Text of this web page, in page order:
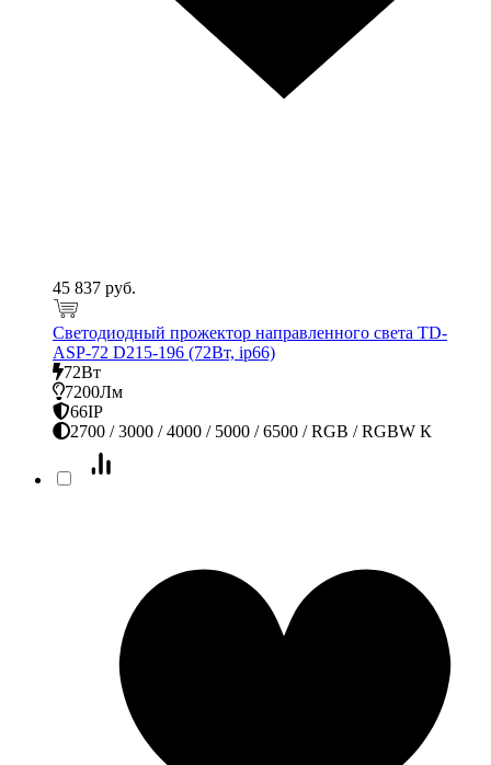
45 837 руб.
Светодиодный прожектор направленного света TD-
ASP-72 D215-196 (72Вт, ip66)
72Вт
7200Лм
66IP
2700 / 3000 / 4000 / 5000 / 6500 / RGB / RGBW К